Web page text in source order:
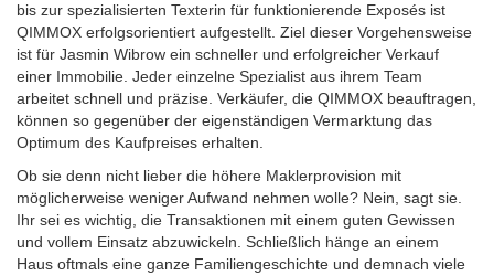
bis zur spezialisierten Texterin für funktionierende Exposés ist
QIMMOX erfolgsorientiert aufgestellt. Ziel dieser Vorgehensweise
ist für Jasmin Wibrow ein schneller und erfolgreicher Verkauf
einer Immobilie. Jeder einzelne Spezialist aus ihrem Team
arbeitet schnell und präzise. Verkäufer, die QIMMOX beauftragen,
können so gegenüber der eigenständigen Vermarktung das
Optimum des Kaufpreises erhalten.
Ob sie denn nicht lieber die höhere Maklerprovision mit
möglicherweise weniger Aufwand nehmen wolle? Nein, sagt sie.
Ihr sei es wichtig, die Transaktionen mit einem guten Gewissen
und vollem Einsatz abzuwickeln. Schließlich hänge an einem
Haus oftmals eine ganze Familiengeschichte und demnach viele